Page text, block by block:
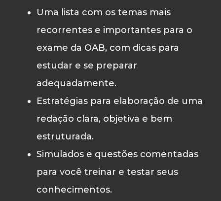
Uma lista com os temas mais
recorrentes e importantes para o
exame da OAB, com dicas para
estudar e se preparar
adequadamente.
Estratégias para elaboração de uma
redação clara, objetiva e bem
estruturada.
Simulados e questões comentadas
para você treinar e testar seus
conhecimentos.